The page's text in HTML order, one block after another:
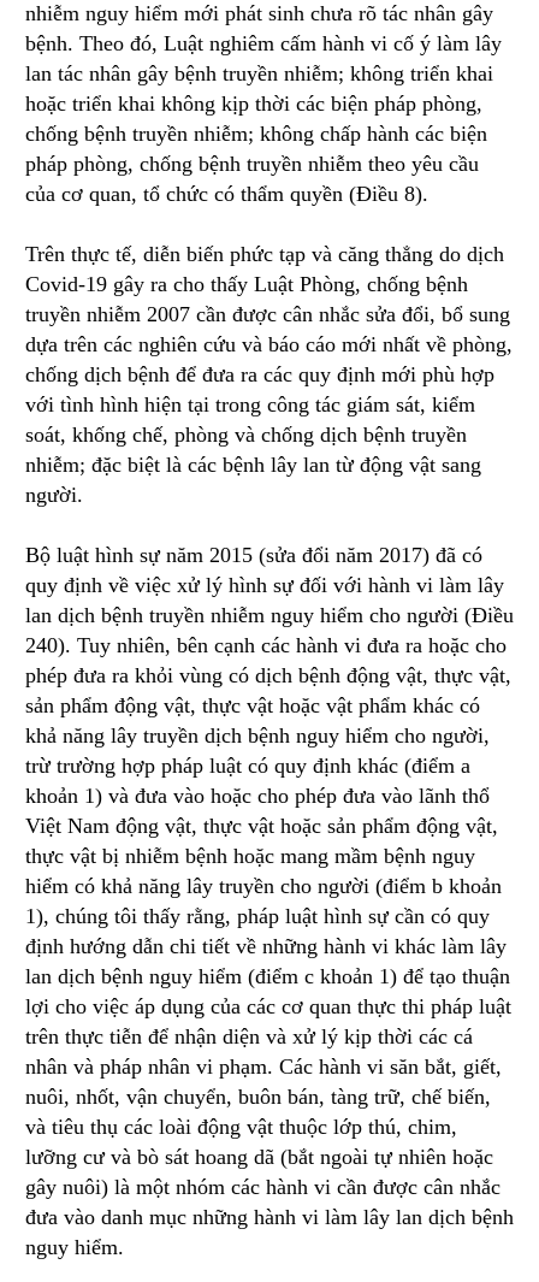
nhiễm nguy hiểm mới phát sinh chưa rõ tác nhân gây
bệnh. Theo đó, Luật nghiêm cấm hành vi cố ý làm lây
lan tác nhân gây bệnh truyền nhiễm; không triển khai
hoặc triển khai không kịp thời các biện pháp phòng,
chống bệnh truyền nhiễm; không chấp hành các biện
pháp phòng, chống bệnh truyền nhiễm theo yêu cầu
của cơ quan, tổ chức có thẩm quyền (Điều 8).
Trên thực tế, diễn biến phức tạp và căng thẳng do dịch
Covid-19 gây ra cho thấy Luật Phòng, chống bệnh
truyền nhiễm 2007 cần được cân nhắc sửa đổi, bổ sung
dựa trên các nghiên cứu và báo cáo mới nhất về phòng,
chống dịch bệnh để đưa ra các quy định mới phù hợp
với tình hình hiện tại trong công tác giám sát, kiểm
soát, khống chế, phòng và chống dịch bệnh truyền
nhiễm; đặc biệt là các bệnh lây lan từ động vật sang
người.
Bộ luật hình sự năm 2015 (sửa đổi năm 2017) đã có
quy định về việc xử lý hình sự đối với hành vi làm lây
lan dịch bệnh truyền nhiễm nguy hiểm cho người (Điều
240). Tuy nhiên, bên cạnh các hành vi đưa ra hoặc cho
phép đưa ra khỏi vùng có dịch bệnh động vật, thực vật,
sản phẩm động vật, thực vật hoặc vật phẩm khác có
khả năng lây truyền dịch bệnh nguy hiểm cho người,
trừ trường hợp pháp luật có quy định khác (điểm a
khoản 1) và đưa vào hoặc cho phép đưa vào lãnh thổ
Việt Nam động vật, thực vật hoặc sản phẩm động vật,
thực vật bị nhiễm bệnh hoặc mang mầm bệnh nguy
hiểm có khả năng lây truyền cho người (điểm b khoản
1), chúng tôi thấy rằng, pháp luật hình sự cần có quy
định hướng dẫn chi tiết về những hành vi khác làm lây
lan dịch bệnh nguy hiểm (điểm c khoản 1) để tạo thuận
lợi cho việc áp dụng của các cơ quan thực thi pháp luật
trên thực tiễn để nhận diện và xử lý kịp thời các cá
nhân và pháp nhân vi phạm. Các hành vi săn bắt, giết,
nuôi, nhốt, vận chuyển, buôn bán, tàng trữ, chế biến,
và tiêu thụ các loài động vật thuộc lớp thú, chim,
lưỡng cư và bò sát hoang dã (bắt ngoài tự nhiên hoặc
gây nuôi) là một nhóm các hành vi cần được cân nhắc
đưa vào danh mục những hành vi làm lây lan dịch bệnh
nguy hiểm.